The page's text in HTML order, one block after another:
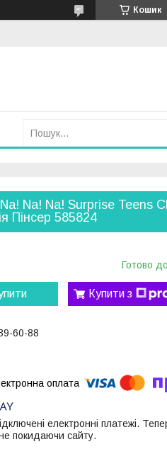
Кошик
Na! Na! Surprise Teens
Пінсер 585824
Готово
Купити з
60-88
електронні платежі.
покидаючи сайту.